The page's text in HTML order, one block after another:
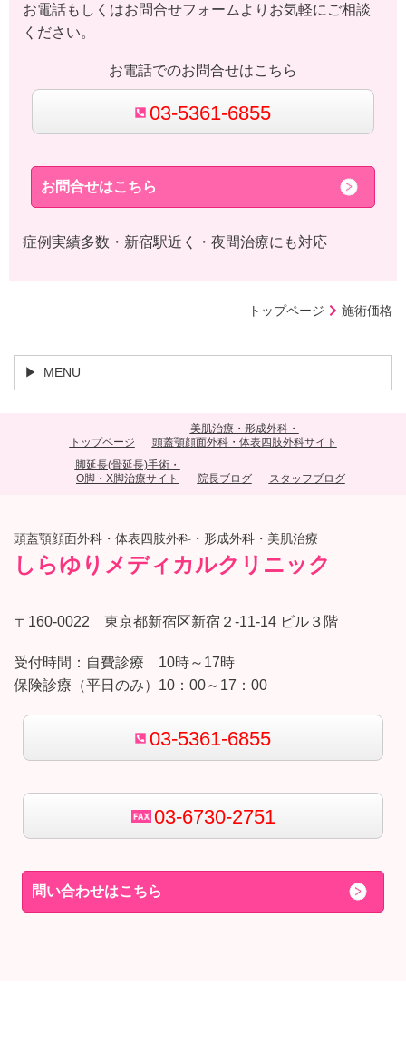
お電話もしくはお問合せフォームよりお気軽にご相談
ください。
お電話でのお問合せはこちら
03-5361-6855
お問合せはこちら
症例実績多数・新宿駅近く・夜間治療にも対応
トップページ 施術価格
MENU
トップページ
美肌治療・形成外科・
頭蓋顎顔面外科・体表四肢外科サイト
脚延長(骨延長)手術・
O脚・X脚治療サイト
院長ブログ スタッフブログ
頭蓋顎顔面外科・体表四肢外科・形成外科・美肌治療
しらゆりメディカルクリニック
〒160-0022 東京都新宿区新宿２-11-14 ビル３階
受付時間： 自費診療 10時～17時
保険診療（平日のみ）10：00～17：00
03-5361-6855
03-6730-2751
問い合わせはこちら